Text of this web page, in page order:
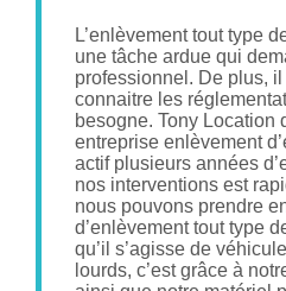
L’enlèvement tout type
une tâche ardue qui
professionnel. De plus,
connaitre les
besogne. Tony Location
entreprise enlèvement
actif plusieurs années
nos interventions est
nous pouvons prendre
d’enlèvement tout type
qu’il s’agisse de
lourds, c’est grâce à